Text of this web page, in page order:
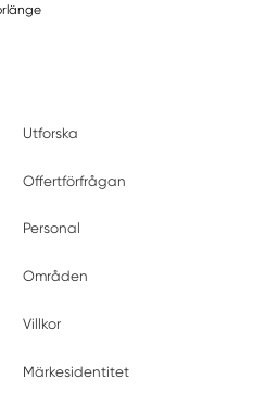
Utforska
Offertförfrågan
Personal
Områden
Villkor
Märkesidentitet